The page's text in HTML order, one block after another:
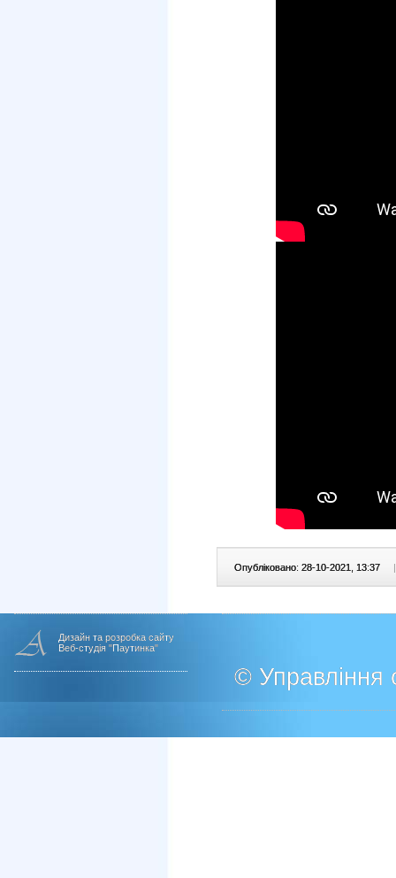
Опубліковано: 28-10-2021, 13:37 |
Дизайн та розробка сайту
Веб-студія "Паутинка"
© Управління